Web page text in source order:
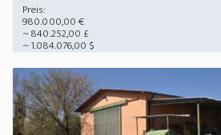
Preis:
980.000,00 €
~ 840.252,00 £
~ 1.084.076,00 $